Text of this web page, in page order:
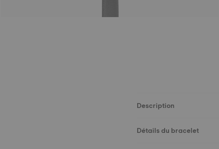
Description
Détails du bracelet